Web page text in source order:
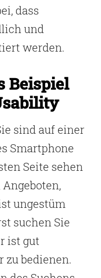
dass
und
werden.
Beispiel
sind auf einer
Smartphone
Seite sehen
ungestüm
suchen Sie
ist gut
zu bedienen.